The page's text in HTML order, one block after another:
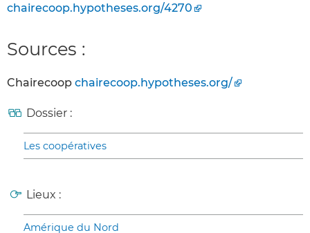
chairecoop.hypotheses.org/4270
Sources :
Chairecoop chairecoop.hypotheses.org/
Dossier :
Les coopératives
Lieux :
Amérique du Nord